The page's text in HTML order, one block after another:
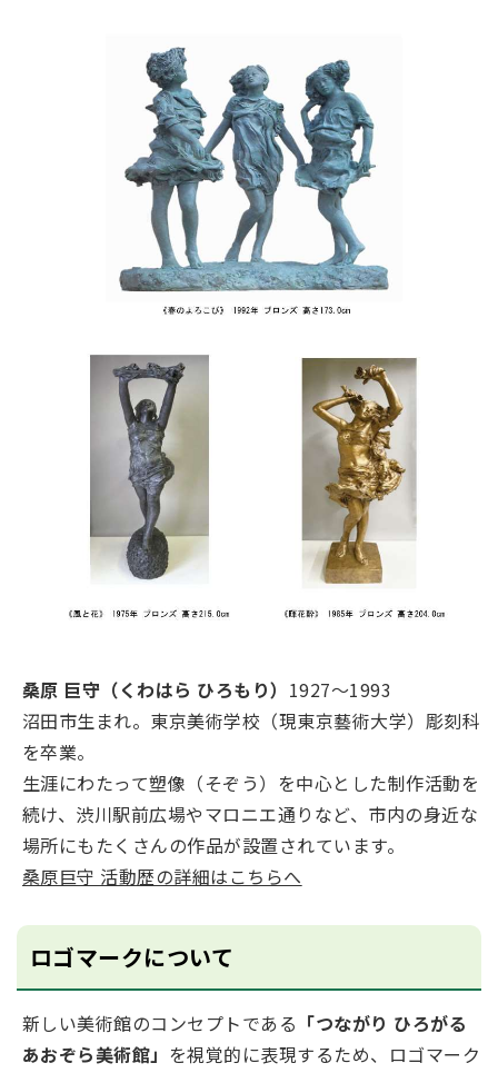
桑原 巨守（くわはら ひろもり） 1927～1993
沼田市生まれ。東京美術学校（現東京藝術大学）彫刻科
を卒業。
生涯にわたって塑像（そぞう）を中心とした制作活動を
続け、渋川駅前広場やマロニエ通りなど、市内の身近な
場所にもたくさんの作品が設置されています。
桑原巨守 活動歴の詳細はこちらへ
ロゴマークについて
新しい美術館のコンセプトである 「つながり ひろがる
あおぞら美術館」 を視覚的に表現するため、ロゴマーク